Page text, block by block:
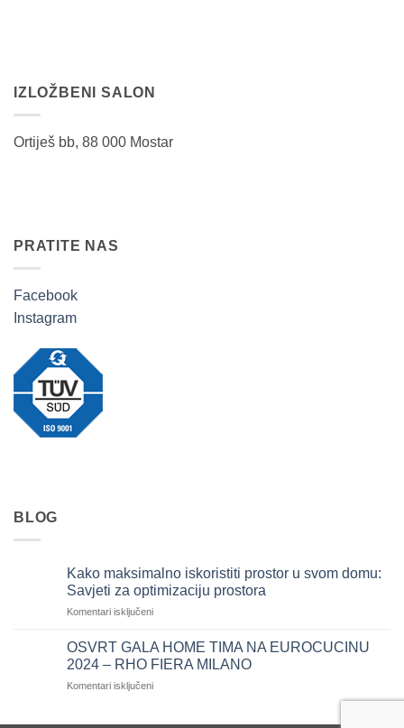
IZLOŽBENI SALON
Ortiješ bb, 88 000 Mostar
PRATITE NAS
Facebook
Instagram
BLOG
Kako maksimalno iskoristiti prostor u svom domu:
Savjeti za optimizaciju prostora
Komentari isključeniza
maksimalno
iskoristiti
prostor
u
OSVRT GALA HOME TIMA NA EUROCUCINU
2024 – RHO FIERA MILANO
Komentari isključeniza